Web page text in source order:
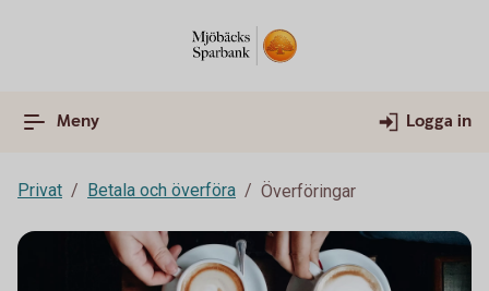
Meny Logga in
Privat Betala och överföra Överföringar